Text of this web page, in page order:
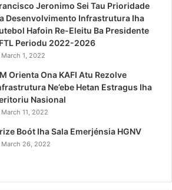
Jeronimo Sei Tau Prioridade
Desenvolvimento Infrastrutura Iha
Hafoin Re-Eleitu Ba Presidente
Periodu 2022-2026
March 1, 2022
Orienta Ona KAFI Atu Rezolve
Ne’ebe Hetan Estragus Iha
Nasional
March 11, 2022
Boót Iha Sala Emerjénsia HGNV
March 26, 2022